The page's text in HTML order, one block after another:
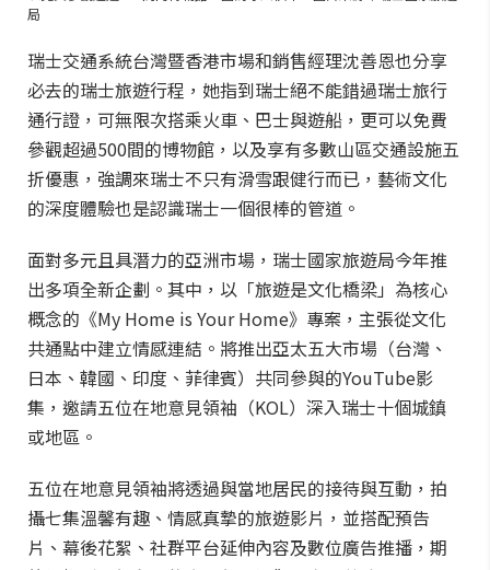
局
瑞士交通系統台灣暨香港市場和銷售經理沈善恩也分享
必去的瑞士旅遊行程，她指到瑞士絕不能錯過瑞士旅行
通行證，可無限次搭乘火車、巴士與遊船，更可以免費
參觀超過500間的博物館，以及享有多數山區交通設施五
折優惠，強調來瑞士不只有滑雪跟健行而已，藝術文化
的深度體驗也是認識瑞士一個很棒的管道。
面對多元且具潛力的亞洲市場，瑞士國家旅遊局今年推
出多項全新企劃。其中，以「旅遊是文化橋梁」為核心
概念的《My Home is Your Home》專案，主張從文化
共通點中建立情感連結。將推出亞太五大市場（台灣、
日本、韓國、印度、菲律賓）共同參與的YouTube影
集，邀請五位在地意見領袖（KOL）深入瑞士十個城鎮
或地區。
五位在地意見領袖將透過與當地居民的接待與互動，拍
攝七集溫馨有趣、情感真摯的旅遊影片，並搭配預告
片、幕後花絮、社群平台延伸內容及數位廣告推播，期